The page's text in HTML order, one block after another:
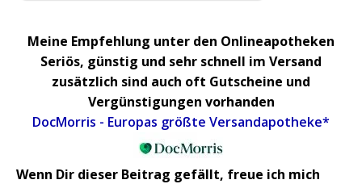
Meine Empfehlung unter den Onlineapotheken
Seriös, günstig und sehr schnell im Versand
zusätzlich sind auch oft Gutscheine und
Vergünstigungen vorhanden
DocMorris - Europas größte Versandapotheke*
Wenn Dir dieser Beitrag gefällt, freue ich mich